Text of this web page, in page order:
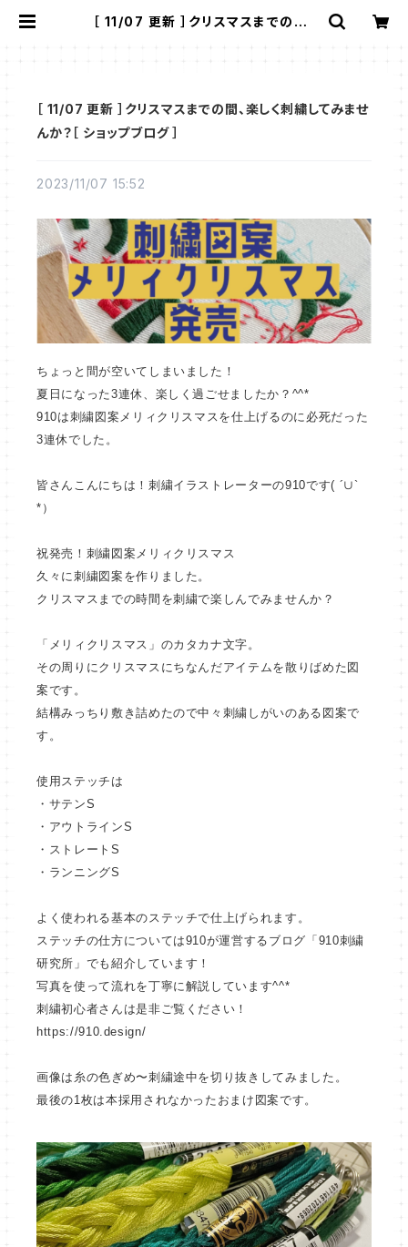
［ 11/07 更新 ］クリスマスまでの間、
［ 11/07 更新 ］クリスマスまでの間、楽しく刺繍してみませ
んか？［ ショップブログ ］
2023/11/07 15:52
ちょっと間が空いてしまいました！
夏日になった3連休、楽しく過ごせましたか？^^*
910は刺繍図案メリィクリスマスを仕上げるのに必死だった
3連休でした。
皆さんこんにちは！刺繍イラストレーターの910です( ´∪`
*）
祝発売！刺繍図案メリィクリスマス
久々に刺繍図案を作りました。
クリスマスまでの時間を刺繍で楽しんでみませんか？
「メリィクリスマス」のカタカナ文字。
その周りにクリスマスにちなんだアイテムを散りばめた図
案です。
結構みっちり敷き詰めたので中々刺繍しがいのある図案で
す。
使用ステッチは
・サテンS
・アウトラインS
・ストレートS
・ランニングS
よく使われる基本のステッチで仕上げられます。
ステッチの仕方については910が運営するブログ「910刺繍
研究所」でも紹介しています！
写真を使って流れを丁寧に解説しています^^*
刺繍初心者さんは是非ご覧ください！
https://910.design/
画像は糸の色ぎめ〜刺繍途中を切り抜きしてみました。
最後の1枚は本採用されなかったおまけ図案です。